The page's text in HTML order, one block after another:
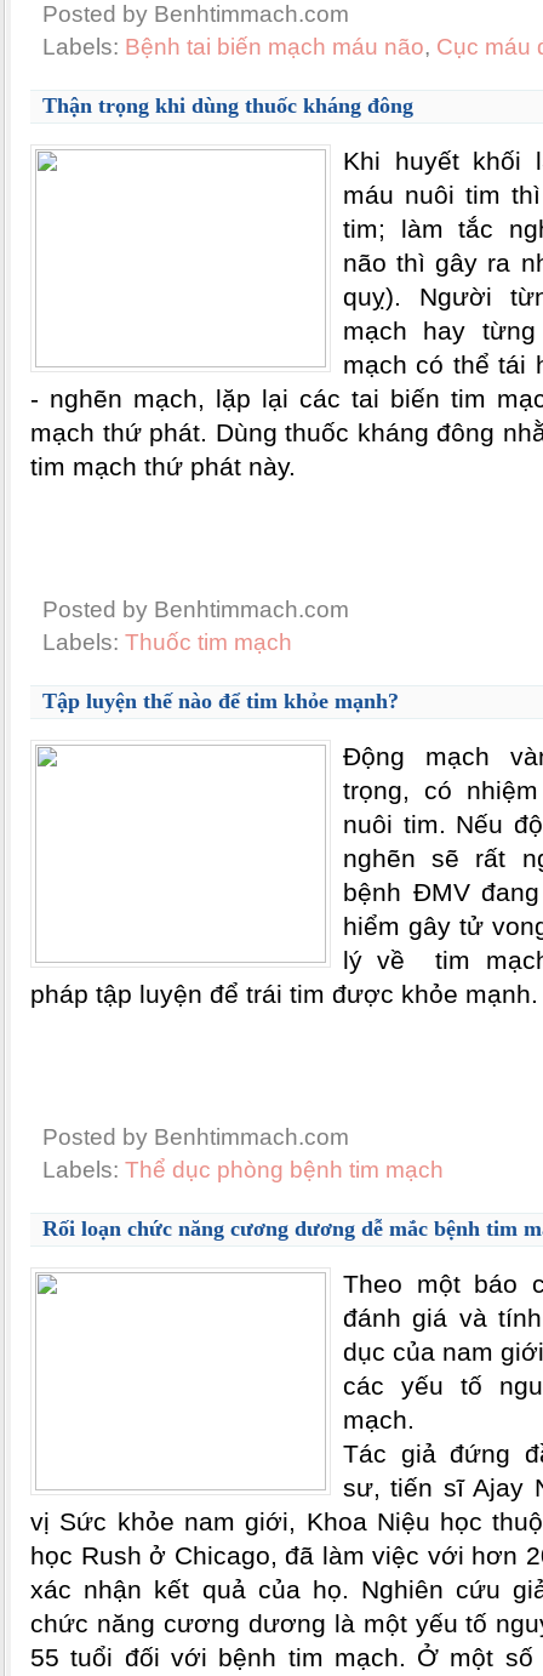
Posted by Benhtimmach.com
Labels: Bệnh tai biến mạch máu não, Cục máu
Thận trọng khi dùng thuốc kháng đông
Khi huyết khối
máu nuôi tim
tim; làm tắc
não thì gây ra
quỵ). Người
mạch hay
mạch có thể tái
- nghẽn mạch, lặp lại các tai biến tim
mạch thứ phát. Dùng thuốc kháng đông
tim mạch thứ phát này.
Posted by Benhtimmach.com
Labels: Thuốc tim mạch
Tập luyện thế nào để tim khỏe mạnh?
Ðộng mạch
trọng, có
nuôi tim. Nếu
nghẽn sẽ rất
bệnh ÐMV
hiểm gây tử
lý về tim
pháp tập luyện để trái tim được khỏe mạnh.
Posted by Benhtimmach.com
Labels: Thể dục phòng bệnh tim mạch
Rối loạn chức năng cương dương dễ mắc bệnh tim
Theo một báo
đánh giá và
dục của nam
các yếu tố
mạch.
Tác giả đứng
sư, tiến sĩ Ajay
vị Sức khỏe nam giới, Khoa Niệu học
học Rush ở Chicago, đã làm việc với hơn
xác nhận kết quả của họ. Nghiên cứu
chức năng cương dương là một yếu tố
55 tuổi đối với bệnh tim mạch. Ở một